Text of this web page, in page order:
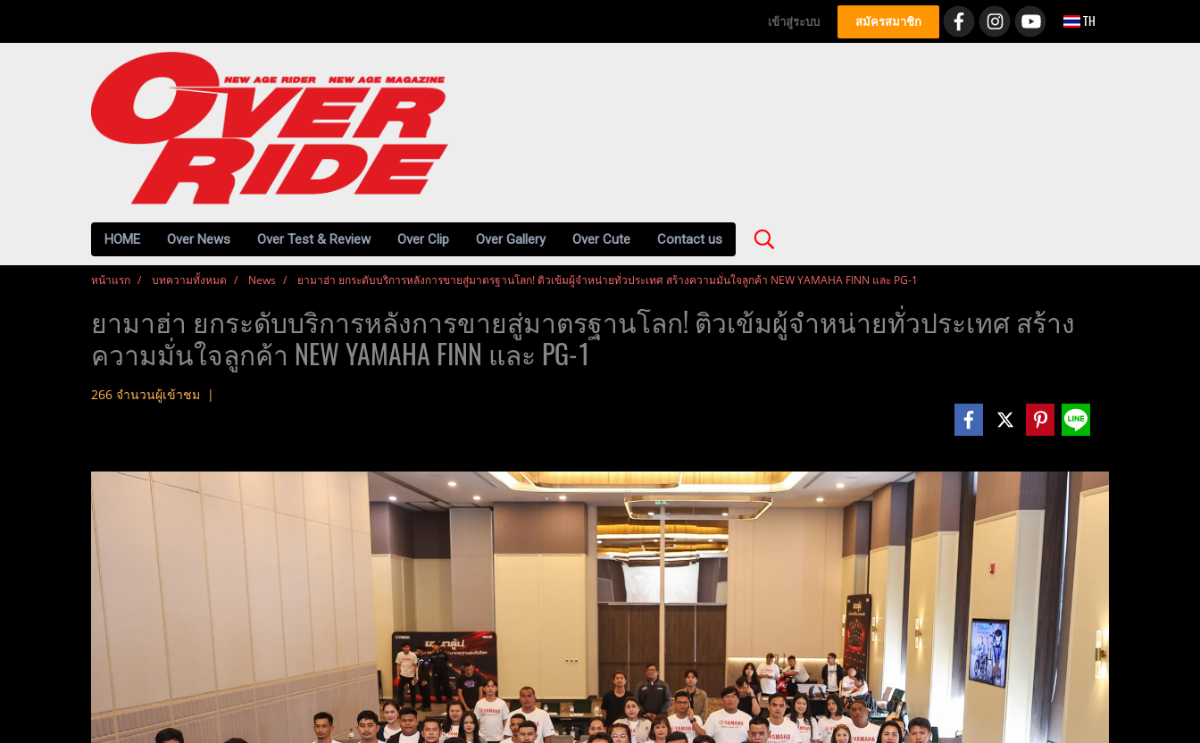
เข้าสู่ระบบ สมัครสมาชิก TH
HOME Over News Over Test & Review Over Clip Over Gallery Over Cute Contact us
หน้าแรก บทความทั้งหมด News ยามาฮ่า ยกระดับบริการหลังการขายสู่มาตรฐานโลก! ติวเข้มผู้จำหน่ายทั่วประเทศ สร้างความมั่นใจลูกค้า NEW YAMAHA FINN และ PG-1
ยามาฮ่า ยกระดับบริการหลังการขายสู่มาตรฐานโลก! ติวเข้มผู้จำหน่ายทั่วประเทศ สร้าง
ความมั่นใจลูกค้า NEW YAMAHA FINN และ PG-1
266 จำนวนผู้เข้าชม |